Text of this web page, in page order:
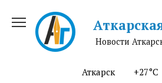
содержанию
Новости
Аткарск +27°C